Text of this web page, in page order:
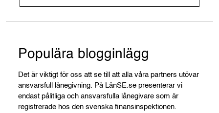
Populära blogginlägg
Det är viktigt för oss att se till att alla våra partners utövar
ansvarsfull lånegivning. På LånSE.se presenterar vi
endast pålitliga och ansvarsfulla lånegivare som är
registrerade hos den svenska finansinspektionen.